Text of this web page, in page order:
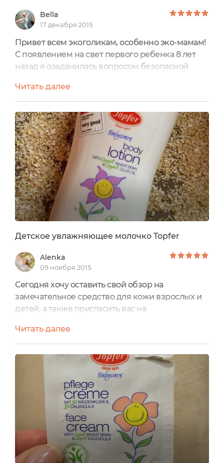
Bella
17 декабря 2015
Привет всем экоголикам, особенно эко-мамам!
С появлением на свет первого ребенка 8 лет
назад я озадачилась вопросом безопасной
которой я наблюдалась до и после рождения
ребенка (у нее самой 4 детей!!!). Она
порекомендовала мне косметику Weleda,
верность которой я соблюдала до появления на
отечественном рынке ее немецкого
конкурента Topfer.Сегодня я хочу рассказать...
Читать далее
Детское увлажняющее молочко Topfer
Alenka
09 ноября 2015
Сегодня хочу оставить свой обзор на
замечательное средство для кожи взрослых и
детей, а также пригласить вас на
сезона, на мой взгляд, сейчас очень актуальный
вопрос. Я пробовала уже очень много средств.
И как-то мне положили в заказ пробник
лосьона для тела от Topfer. В линейки
производителя в основном представлены
уходовые средства для младенцев и будущих...
Читать далее